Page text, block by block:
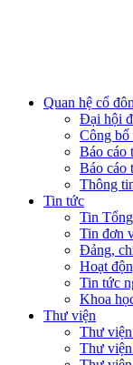
Quan hệ cổ
Đại hội
Công bố
Báo cáo
Báo cáo
Thông
Tin tức
Tin
Tin đơn
Đảng,
Hoạt
Tin tức
Khoa
Thư viện
Thư viện
Thư